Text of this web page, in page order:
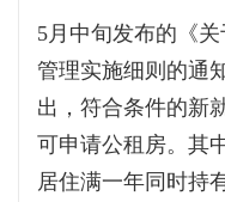
5月中旬发布的《
管理实施细则的通
出，符合条件的新
可申请公租房。其
居住满一年同时持